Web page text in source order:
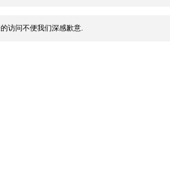
访问不便我们深感歉意.